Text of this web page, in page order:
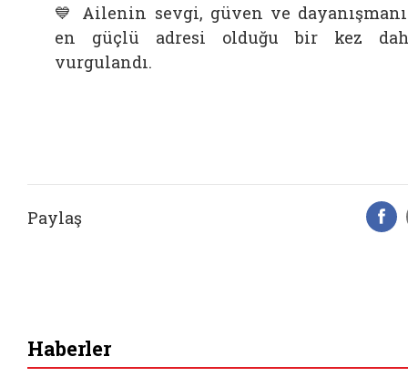
💙 Ailenin sevgi, güven ve
en güçlü adresi olduğu bir kez
vurgulandı.
Paylaş
Haberler